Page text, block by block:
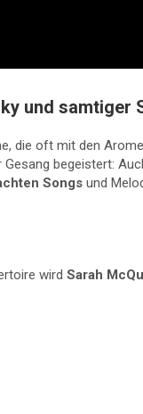
und samtiger
oft mit den
begeistert:
Songs und
wird Sarah